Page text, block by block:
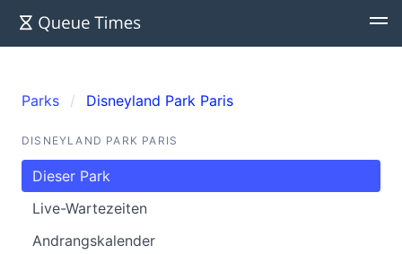
Parks Disneyland Park Paris
DISNEYLAND PARK PARIS
Dieser Park
Live-Wartezeiten
Andrangskalender